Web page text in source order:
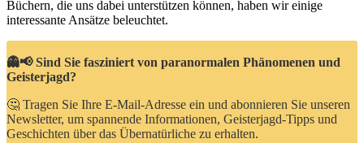
Büchern, die uns dabei unterstützen können, haben wir ‌einige
interessante⁢ Ansätze beleuchtet.
👻📢 Sind Sie fasziniert von paranormalen Phänomenen und
Geisterjagd?
🤔 Tragen Sie Ihre E-Mail-Adresse ein und abonnieren Sie unseren
Newsletter, um spannende Informationen, Geisterjagd-Tipps und
Geschichten über das Übernatürliche zu erhalten.